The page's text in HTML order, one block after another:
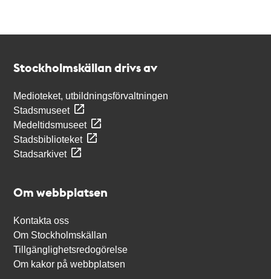
Stockholmskällan drivs av
Medioteket, utbildningsförvaltningen
Stadsmuseet
Medeltidsmuseet
Stadsbiblioteket
Stadsarkivet
Om webbplatsen
Kontakta oss
Om Stockholmskällan
Tillgänglighetsredogörelse
Om kakor på webbplatsen